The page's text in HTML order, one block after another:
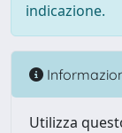
indicazione.
Utilizza